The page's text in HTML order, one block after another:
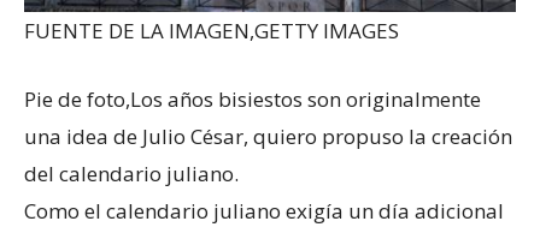
FUENTE DE LA IMAGEN,GETTY IMAGES
Pie de foto,Los años bisiestos son originalmente
una idea de Julio César, quiero propuso la creación
del calendario juliano.
Como el calendario juliano exigía un día adicional